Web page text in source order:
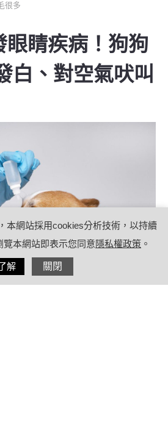
很多
眼睛疾病！狗狗
白、對空氣吠叫
本網站採用cookies分析技術，以持續
本網站即表示您同意隱私權政策 。
解 關閉